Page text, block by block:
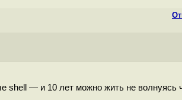
shell — и 10 лет можно жить не волнуясь